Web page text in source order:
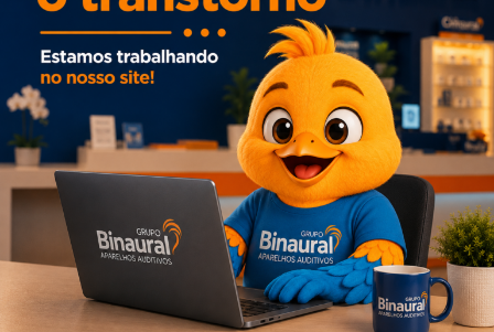
pesquisas de mercado. Ele demonstrou que enquanto
países mais desenvolvidos adaptam cerca de 40% das
pessoas com perdas auditivas, o Brasil adapta apenas
4,5% o que demonstra que ainda temos muito a crescer no
País.
A terceira convidada foi Maria Gabriela Dias, especialista
em treinamento de produtos da Signia Brasil, que
apresentou as novas tecnologias em detalhes e falou
também sobre o laboratório que foi construído na
Alemanha exclusivamente pra que pudessem testar e
desenvolver o novo IX.